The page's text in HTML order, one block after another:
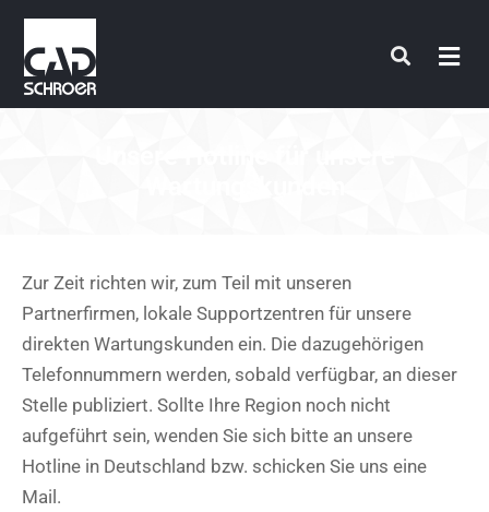
Zum
Inhalt
springen
Zur Zeit richten wir, zum Teil mit unseren
Partnerfirmen, lokale Supportzentren für unsere
direkten Wartungskunden ein. Die dazugehörigen
Telefonnummern werden, sobald verfügbar, an dieser
Stelle publiziert. Sollte Ihre Region noch nicht
aufgeführt sein, wenden Sie sich bitte an unsere
Hotline in Deutschland bzw. schicken Sie uns eine
Mail.